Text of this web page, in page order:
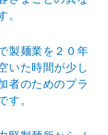
。
製麺業を２０年
いた時間が少し
者のためのプラ
す。